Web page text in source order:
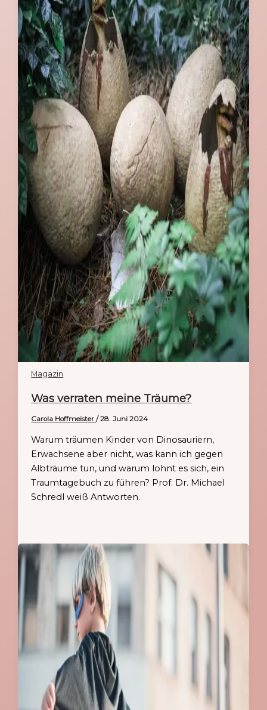
Magazin
Was verraten meine Träume?
Carola Hoffmeister/28. Juni 2024
Warum träumen Kinder von Dinosauriern,
Erwachsene aber nicht, was kann ich gegen
Albträume tun, und warum lohnt es sich, ein
Traumtagebuch zu führen? Prof. Dr. Michael
Schredl weiß Antworten.